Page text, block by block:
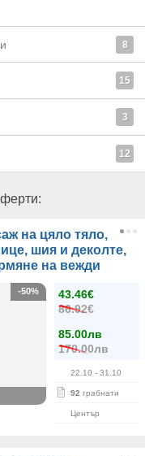
8
15
3
12
на цяло тяло,
шия и деколте,
на вежди
43.46€
86.92€
85.00лв
170.00лв
22.10 - 31.10
92 грабнати
Център
-50%